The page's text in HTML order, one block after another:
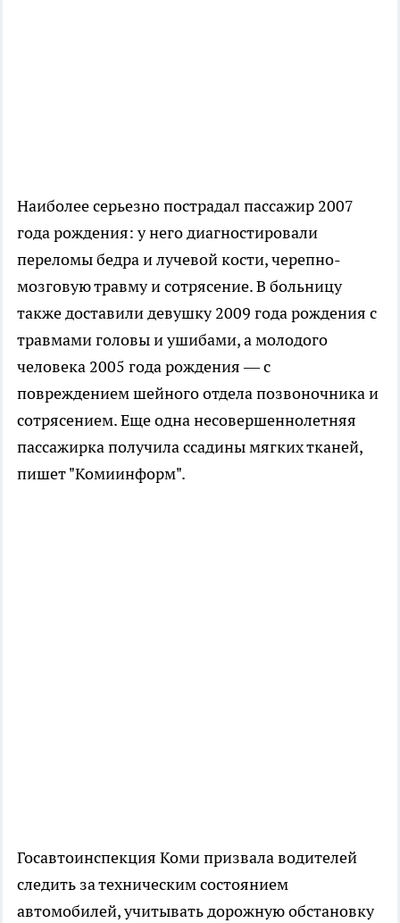
Наиболее серьезно пострадал пассажир 2007
года рождения: у него диагностировали
переломы бедра и лучевой кости, черепно-
мозговую травму и сотрясение. В больницу
также доставили девушку 2009 года рождения с
травмами головы и ушибами, а молодого
человека 2005 года рождения — с
повреждением шейного отдела позвоночника и
сотрясением. Еще одна несовершеннолетняя
пассажирка получила ссадины мягких тканей,
пишет "Комиинформ".
Госавтоинспекция Коми призвала водителей
следить за техническим состоянием
автомобилей, учитывать дорожную обстановку